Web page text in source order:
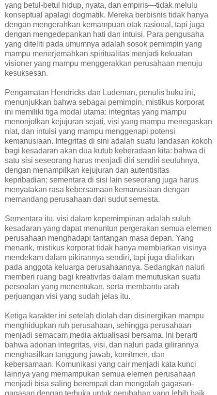
yang betul-betul hidup, nyata, dan empiris—tidak melulu
konseptual apalagi dogmatik. Mereka berbisnis tidak hanya
dengan mengerahkan kemampuan otak rasional, tapi juga
dengan mengedepankan hati dan intuisi. Para pengusaha
yang diteliti pada umumnya adalah sosok pemimpin yang
mampu menerjemahkan spiritualitas menjadi kekuatan
visioner yang mampu menggerakkan perusahaan menuju
kesuksesan.
Pengamatan Hendricks dan Ludeman, penulis buku ini,
menunjukkan bahwa sebagai pemimpin, mistikus korporat
ini memiliki tiga modal utama: integritas yang mampu
menonjolkan kejujuran sejati, visi yang mampu menegaskan
niat, dan intuisi yang mampu menggenapi potensi
kemanusiaan. Integritas di sini adalah suatu landasan kokoh
bagi kesadaran akan dua kutub keberadaan kita: bahwa di
satu sisi seseorang harus menjadi diri sendiri seutuhnya,
dengan menampilkan kejujuran dan autentisitas
kepribadian; sementara di sisi lain seseorang juga harus
menyatakan rasa kebersamaan kemanusiaan dengan
memandang perusahaan dari sudut semesta.
Sementara itu, visi dalam kepemimpinan adalah suluh
kesadaran yang dapat menuntun pergerakan semua elemen
perusahaan menghadapi tantangan masa depan. Yang
menarik, mistikus korporat tidak hanya membiarkan visinya
mendekam dalam pikirannya sendiri, tapi juga dialirkan
pada anggota keluarga perusahaannya. Sedangkan naluri
memberi ruang bagi kreativitas dalam memutuskan suatu
persoalan yang menentukan, serta membantu arah
perjuangan visi yang sudah jelas itu.
Ketiga karakter ini setelah diolah dan disinergikan mampu
menghidupkan ruh perusahaan, sehingga perusahaan
menjadi semacam media aktualisasi bersama. Ini berarti
bahwa adonan integritas, visi, dan naluri pada gilirannya
menghasilkan tanggung jawab, komitmen, dan
kebersamaan. Komunikasi yang cair menjadi kata kunci
lainnya yang memampukan semua elemen perusahaan
menjadi bisa saling berempati dan mengolah gagasan-
gagasan dengan terbuka untuk perubahan yang lebih baik.